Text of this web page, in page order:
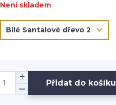
Není skladem
Přidat do košíku